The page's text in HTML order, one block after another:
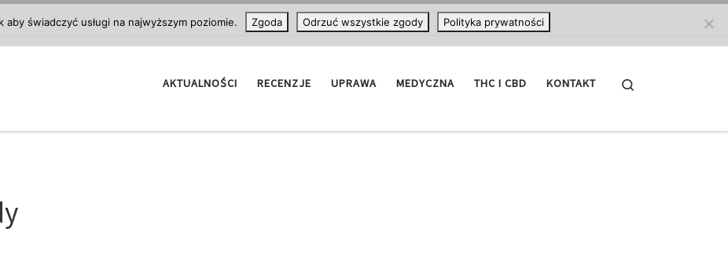
AKTUALNOŚCI RECENZJE UPRAWA MEDYCZNA THC I CBD KONTAKT
świadczyć usługi na najwyższym poziomie. Zgoda Odrzuć wszystkie zgody Polityka prywatności